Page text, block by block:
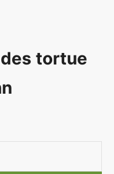
tortue